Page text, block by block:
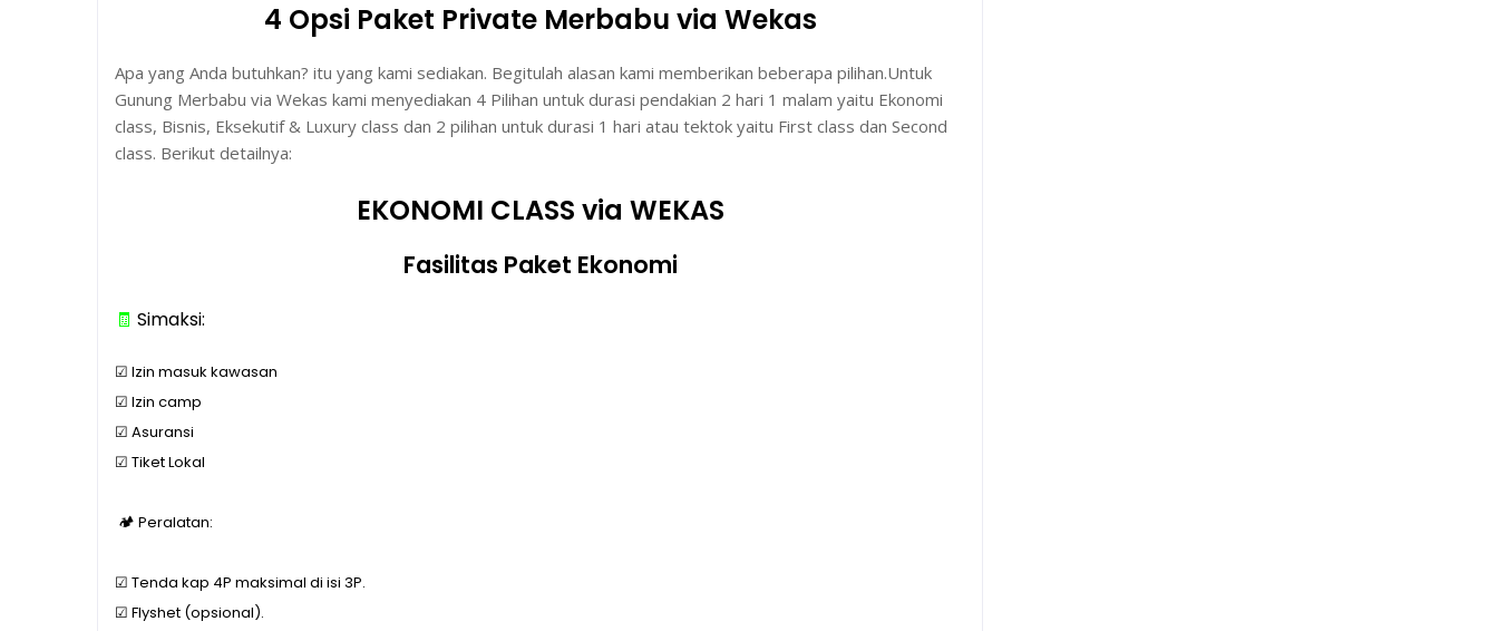
4 Opsi Paket Private Merbabu via Wekas
Apa yang Anda butuhkan? itu yang kami sediakan. Begitulah alasan kami memberikan beberapa pilihan.Untuk
Gunung Merbabu via Wekas kami menyediakan 4 Pilihan untuk durasi pendakian 2 hari 1 malam yaitu Ekonomi
class, Bisnis, Eksekutif & Luxury class dan 2 pilihan untuk durasi 1 hari atau tektok yaitu First class dan Second
class. Berikut detailnya:
EKONOMI CLASS via WEKAS
Fasilitas Paket Ekonomi
🧾 Simaksi:
☑ Izin masuk kawasan
☑ Izin camp
☑ Asuransi
☑ Tiket Lokal
🏕️ Peralatan:
☑ Tenda kap 4P maksimal di isi 3P.
☑ Flyshet (opsional).